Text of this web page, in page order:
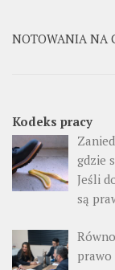
NOTOWANIA NA
Kodeks pracy
gdzie
Jeśli
są
prawo